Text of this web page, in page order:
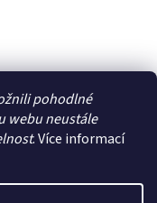
pohodlné
webu neustále
. Více informací